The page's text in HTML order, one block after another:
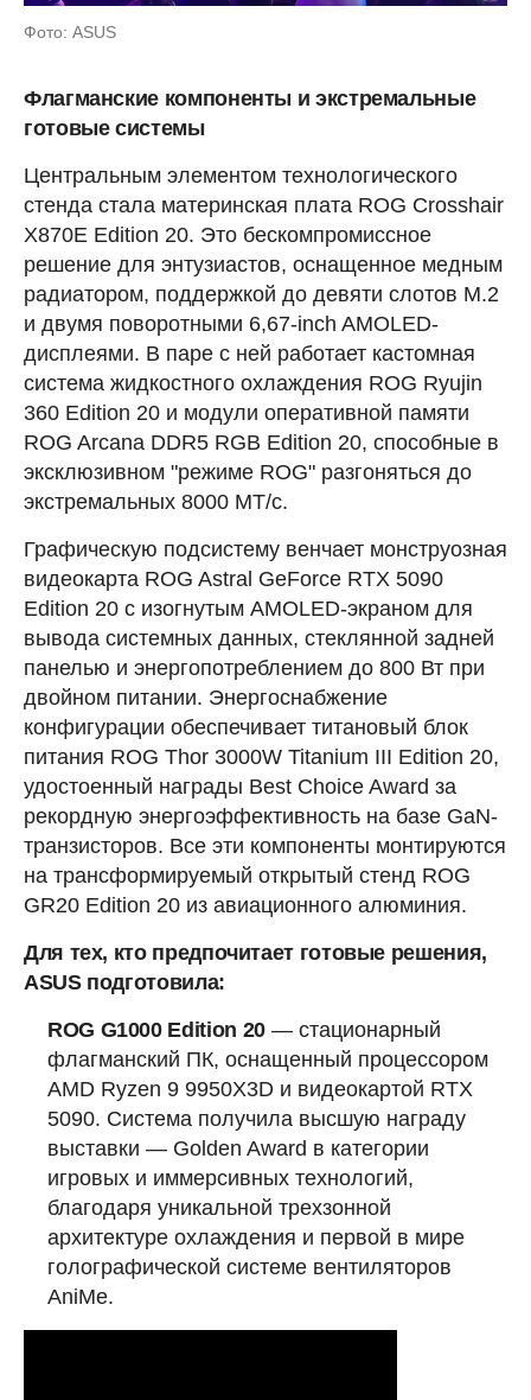
Фото: ASUS
Флагманские компоненты и экстремальные
готовые системы
Центральным элементом технологического
стенда стала материнская плата ROG Crosshair
X870E Edition 20. Это бескомпромиссное
решение для энтузиастов, оснащенное медным
радиатором, поддержкой до девяти слотов M.2
и двумя поворотными 6,67-inch AMOLED-
дисплеями. В паре с ней работает кастомная
система жидкостного охлаждения ROG Ryujin
360 Edition 20 и модули оперативной памяти
ROG Arcana DDR5 RGB Edition 20, способные в
эксклюзивном "режиме ROG" разгоняться до
экстремальных 8000 МТ/с.
Графическую подсистему венчает монструозная
видеокарта ROG Astral GeForce RTX 5090
Edition 20 с изогнутым AMOLED-экраном для
вывода системных данных, стеклянной задней
панелью и энергопотреблением до 800 Вт при
двойном питании. Энергоснабжение
конфигурации обеспечивает титановый блок
питания ROG Thor 3000W Titanium III Edition 20,
удостоенный награды Best Choice Award за
рекордную энергоэффективность на базе GaN-
транзисторов. Все эти компоненты монтируются
на трансформируемый открытый стенд ROG
GR20 Edition 20 из авиационного алюминия.
Для тех, кто предпочитает готовые решения,
ASUS подготовила:
ROG G1000 Edition 20— стационарный
флагманский ПК, оснащенный процессором
AMD Ryzen 9 9950X3D и видеокартой RTX
5090. Система получила высшую награду
выставки — Golden Award в категории
игровых и иммерсивных технологий,
благодаря уникальной трехзонной
архитектуре охлаждения и первой в мире
голографической системе вентиляторов
AniMe.